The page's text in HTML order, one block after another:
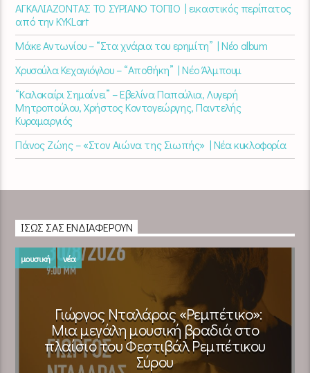
ΑΓΚΑΛΙΑΖΟΝΤΑΣ ΤΟ ΣΥΡΙΑΝΟ ΤΟΠΙΟ | εικαστικός περίπατος
από την KYKLart
Μάκε Αντωνίου – “Στα χνάρια του ερημίτη” | Νέο album
Χρυσούλα Κεχαγιόγλου – “Αποθήκη” | Νέο Άλμπουμ
“Καλοκαίρι Σημαίνει” – Εβελίνα Παπούλια, Λυγερή
Μητροπούλου, Χρήστος Κοντογεώργης, Παντελής
Κυραμαργιός
Πάνος Ζώης – «Στον Αιώνα της Σιωπής» | Νέα κυκλοφορία
ΊΣΩΣ ΣΑΣ ΕΝΔΙΑΦΈΡΟΥΝ
μουσική νέα
Γιώργος Νταλάρας «Ρεμπέτικο»:
Μια μεγάλη μουσική βραδιά στο
πλαίσιο του Φεστιβάλ Ρεμπέτικου
Σύρου